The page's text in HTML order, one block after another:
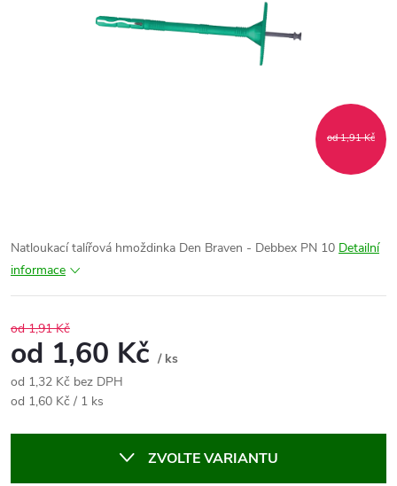
od 1,91 Kč
Natloukací talířová hmoždinka Den Braven - Debbex PN 10 Detailní
informace
od 1,91 Kč
od 1,60 Kč / ks
od 1,32 Kč bez DPH
Měrná
od 1,60 Kč / 1 ks
ZVOLTE VARIANTU